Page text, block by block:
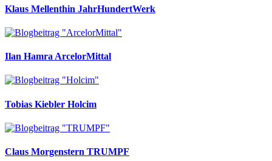
Klaus Mellenthin JahrHundertWerk
Ilan Hamra ArcelorMittal
Tobias Kiebler Holcim
Claus Morgenstern TRUMPF